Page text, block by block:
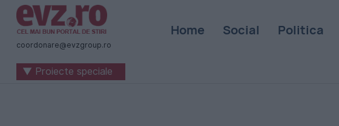
Știri
naționale
internaționale
coordonare@evzgroup.ro
Home Social Politica
▼ Proiecte speciale